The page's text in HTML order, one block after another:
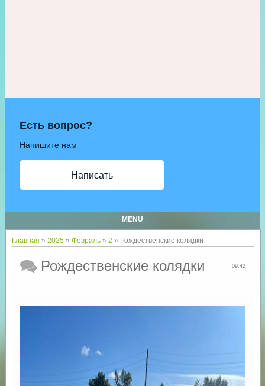
Есть вопрос?
Напишите нам
Написать
MENU
Главная » 2025 » Февраль » 2 » Рождественские колядки
09:42
Рождественские колядки